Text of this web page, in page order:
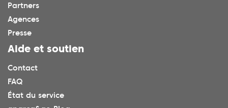
Partners
Agences
Presse
Aide et soutien
Contact
FAQ
État du service